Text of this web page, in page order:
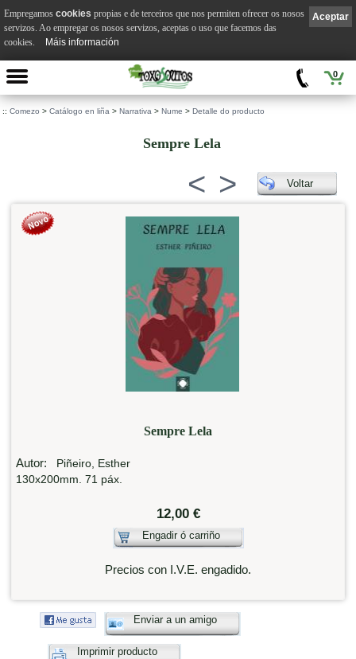
0
:: Comezo > Catálogo en liña > Narrativa > Nume > Detalle do producto
Sempre Lela
< > Voltar
Sempre Lela
Autor:
Piñeiro, Esther
130x200mm. 71 páx.
12,00 €
Engadir ó carriño
Precios con I.V.E. engadido.
Enviar a un amigo
Imprimir producto
Aceptar
Empregamos cookies propias e de terceiros que nos permiten ofrecer os nosos
servizos. Ao empregar os nosos servizos, aceptas o uso que facemos das
cookies.
Máis información